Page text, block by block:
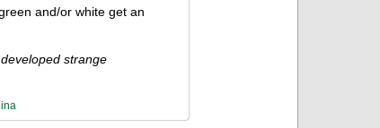
and/or white get an
strange